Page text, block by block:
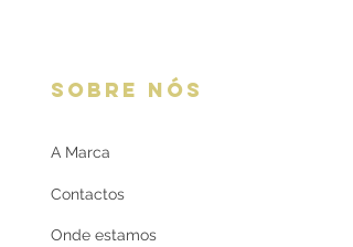
SOBRE NÓS
A Marca
Contactos
Onde estamos